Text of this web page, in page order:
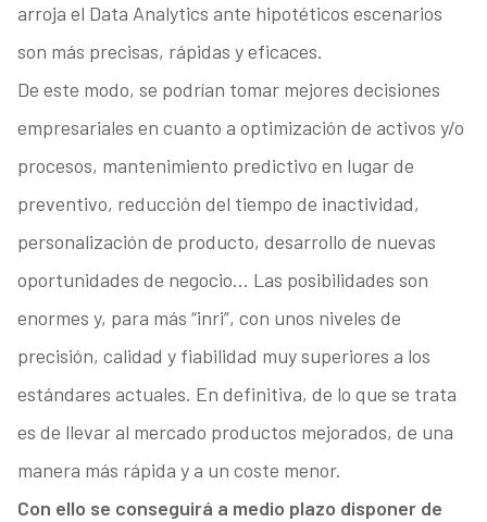
arroja el Data Analytics ante hipotéticos escenarios
son más precisas, rápidas y eficaces.
De este modo, se podrían tomar mejores decisiones
empresariales en cuanto a optimización de activos y/o
procesos, mantenimiento predictivo en lugar de
preventivo, reducción del tiempo de inactividad,
personalización de producto, desarrollo de nuevas
oportunidades de negocio… Las posibilidades son
enormes y, para más “inri”, con unos niveles de
precisión, calidad y fiabilidad muy superiores a los
estándares actuales. En definitiva, de lo que se trata
es de llevar al mercado productos mejorados, de una
manera más rápida y a un coste menor.
Con ello se conseguirá a medio plazo disponer de